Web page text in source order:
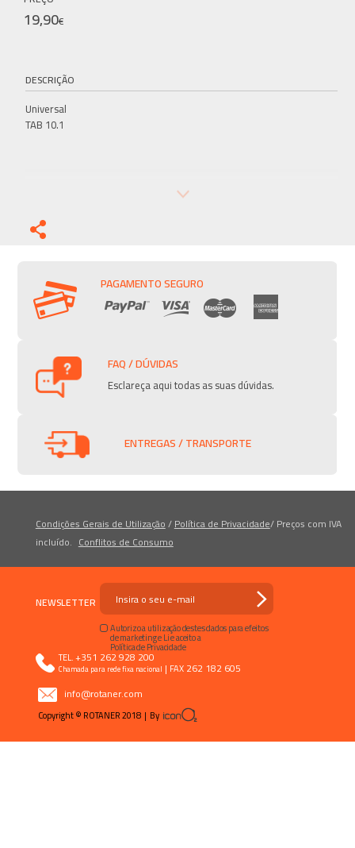
19,90€
DESCRIÇÃO
Universal
TAB 10.1
PAGAMENTO SEGURO
FAQ / DÚVIDAS
Esclareça aqui todas as suas dúvidas.
ENTREGAS / TRANSPORTE
Condições Gerais de Utilização/Política de Privacidade/Preços com IVA
incluído. Conflitos de Consumo
NEWSLETTER
Autorizo a utilização destes dados para efeitos
de marketing e Li e aceito a
Política de Privacidade
TEL.+351 262 928 200
Chamada para rede fixa nacional | FAX 262 182 605
info@rotaner.com
Copyright © ROTANER 2018 | By